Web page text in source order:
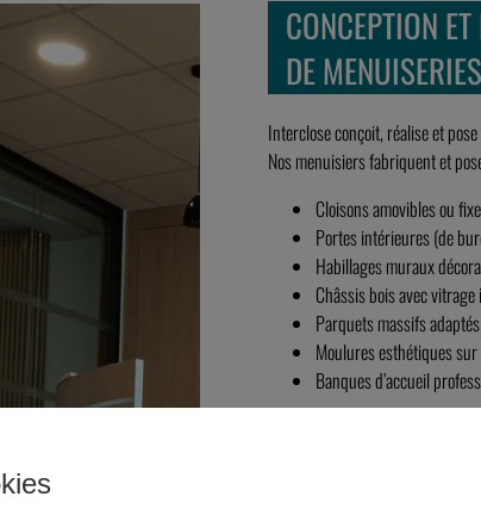
CONCEPTION
DE
Interclose conçoit, réalise et
Nos menuisiers fabriquent et
Cloisons amovibles ou
Portes intérieures (de
Habillages muraux
Châssis bois avec
Parquets massifs
Moulures esthétiques
Banques d’accueil
Chaque projet respecte votre